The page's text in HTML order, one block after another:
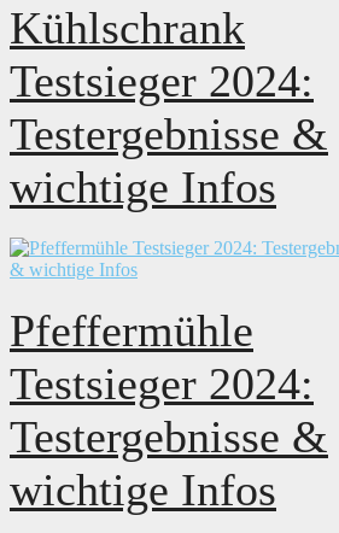
Kühlschrank
Testsieger 2024:
Testergebnisse &
wichtige Infos
Pfeffermühle
Testsieger 2024:
Testergebnisse &
wichtige Infos